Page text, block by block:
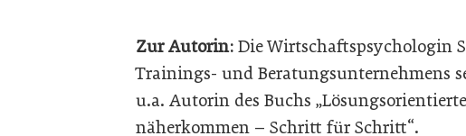
Zur Autorin: Die Wirtschaftspsychologin
Trainings- und Beratungsunternehmens
u.a. Autorin des Buchs
näherkommen – Schritt für Schritt“.